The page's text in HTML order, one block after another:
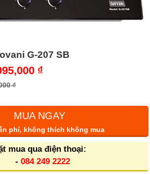
G-207 SB
₫
₫
MUA NGAY
phí, không thích không mua
mua qua điện thoại:
- 084 249 2222